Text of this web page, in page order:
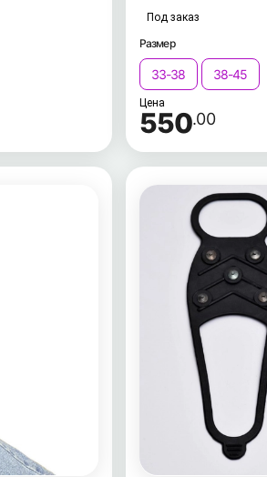
Под заказ
Размер
33-38 38-45
Цена
550.00